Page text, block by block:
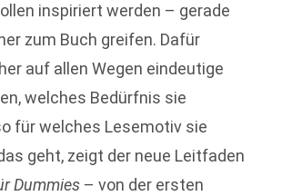
inspiriert werden – gerade
zum Buch greifen. Dafür
auf allen Wegen eindeutige
welches Bedürfnis sie
für welches Lesemotiv sie
geht, zeigt der neue Leitfaden
Dummies – von der ersten